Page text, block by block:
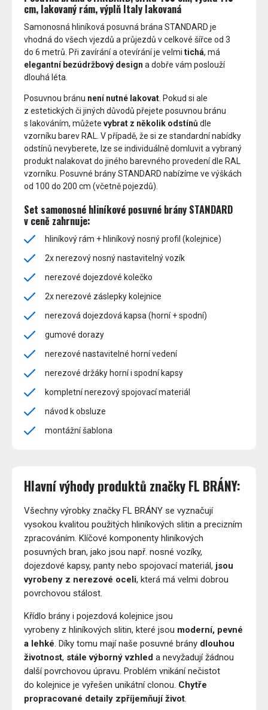
cm, lakovaný rám, výplň Italy lakovaná
Samonosná hliníková posuvná brána STANDARD je
vhodná do všech vjezdů a průjezdů v celkové šířce od 3
do 6 metrů. Při zavírání a otevírání je velmitichá, má
elegantní bezúdržbový design a dobře vám poslouží
dlouhá léta.
Posuvnou bránu není nutné lakovat . Pokud si ale
z estetických či jiných důvodů přejete posuvnou bránu
s lakováním, můžetevybrat z několik odstínůdle
vzorníku barev RAL. V případě, že si ze standardní nabídky
odstínů nevyberete, lze se individuálně domluvit a vybraný
produkt nalakovat do jiného barevného provedení dle RAL
vzorníku. Posuvné brány STANDARD nabízíme ve výškách
od 100 do 200 cm (včetně pojezdů).
Set samonosné hliníkové posuvné brány STANDARD
v ceně zahrnuje:
hliníkový rám + hliníkový nosný profil (kolejnice)
2x nerezový nosný nastavitelný vozík
nerezové dojezdové kolečko
2x nerezové záslepky kolejnice
nerezová dojezdová kapsa (horní + spodní)
gumové dorazy
nerezové nastavitelné horní vedení
nerezové držáky horní i spodní kapsy
kompletní nerezový spojovací materiál
návod k obsluze
montážní šablona
Hlavní výhody produktů značky FL BRÁNY:
Všechny výrobky značky FL BRÁNY se vyznačují
vysokou kvalitou použitých hliníkových slitin a precizním
zpracováním. Klíčové komponenty hliníkových
posuvných bran, jako jsou např. nosné vozíky,
dojezdové kapsy, panty nebo spojovací materiál, jsou
vyrobeny z nerezové oceli, která má velmi dobrou
povrchovou stálost.
Křídlo brány i pojezdová kolejnice jsou
vyrobeny z hliníkových slitin, které jsou moderní, pevné
a lehké. Díky tomu mají naše posuvné brány dlouhou
životnost, stále výborný vzhled a nevyžadují žádnou
další povrchovou úpravu. Problém vnikání nečistot
do kolejnice je vyřešen unikátní clonou. Chytře
propracované detaily zpříjemňují život.